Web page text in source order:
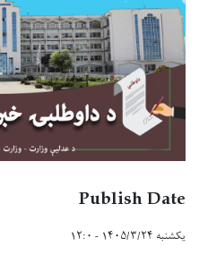
Publish Date
یکشنبه ۱۴۰۵/۳/۲۴ - ۱۲:۰